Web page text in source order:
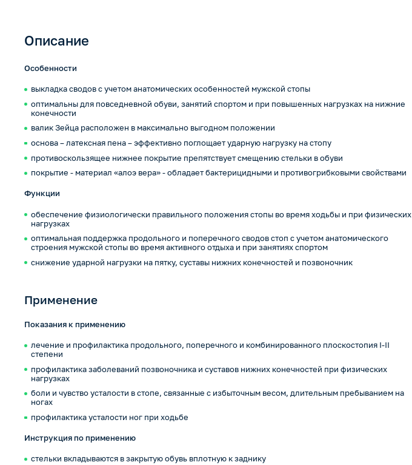
Описание
Особенности
выкладка сводов с учетом анатомических особенностей мужской стопы
оптимальны для повседневной обуви, занятий спортом и при повышенных нагрузках на нижние
конечности
валик Зейца расположен в максимально выгодном положении
основа – латексная пена – эффективно поглощает ударную нагрузку на стопу
противоскользящее нижнее покрытие препятствует смещению стельки в обуви
покрытие - материал «алоэ вера» - обладает бактерицидными и противогрибковыми свойствами
Функции
обеспечение физиологически правильного положения стопы во время ходьбы и при физических
нагрузках
оптимальная поддержка продольного и поперечного сводов стоп с учетом анатомического
строения мужской стопы во время активного отдыха и при занятиях спортом
снижение ударной нагрузки на пятку, суставы нижних конечностей и позвоночник
Применение
Показания к применению
лечение и профилактика продольного, поперечного и комбинированного плоскостопия I-II
степени
профилактика заболеваний позвоночника и суставов нижних конечностей при физических
нагрузках
боли и чувство усталости в стопе, связанные с избыточным весом, длительным пребыванием на
ногах
профилактика усталости ног при ходьбе
Инструкция по применению
стельки вкладываются в закрытую обувь вплотную к заднику